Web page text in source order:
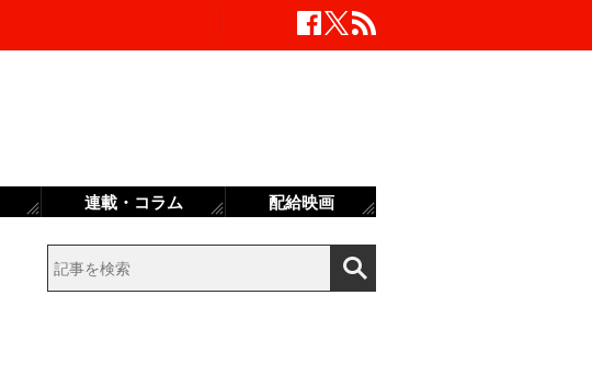
連載・コラム 配給映画